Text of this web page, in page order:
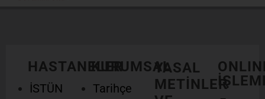
HASTANELER
İSTÜN
KURUMSAL
Tarihçe
YASAL
METİNLER